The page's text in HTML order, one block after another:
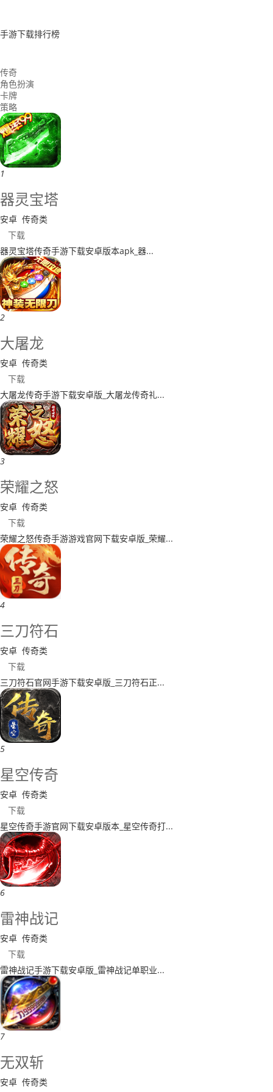
手游下载排行榜
传奇
角色扮演
卡牌
策略
1
器灵宝塔
安卓 传奇类
下载
​器灵宝塔传奇手游下载安卓版本apk_器...
2
大屠龙
安卓 传奇类
下载
​大屠龙传奇手游下载安卓版_大屠龙传奇礼...
3
荣耀之怒
安卓 传奇类
下载
荣耀之怒传奇手游游戏官网下载安卓版_荣耀...
4
​三刀符石
安卓 传奇类
下载
​三刀符石官网手游下载安卓版_三刀符石正...
5
星空传奇
安卓 传奇类
下载
星空传奇手游官网下载安卓版本_星空传奇打...
6
雷神战记
安卓 传奇类
下载
​雷神战记手游下载安卓版_雷神战记单职业...
7
无双斩
安卓 传奇类